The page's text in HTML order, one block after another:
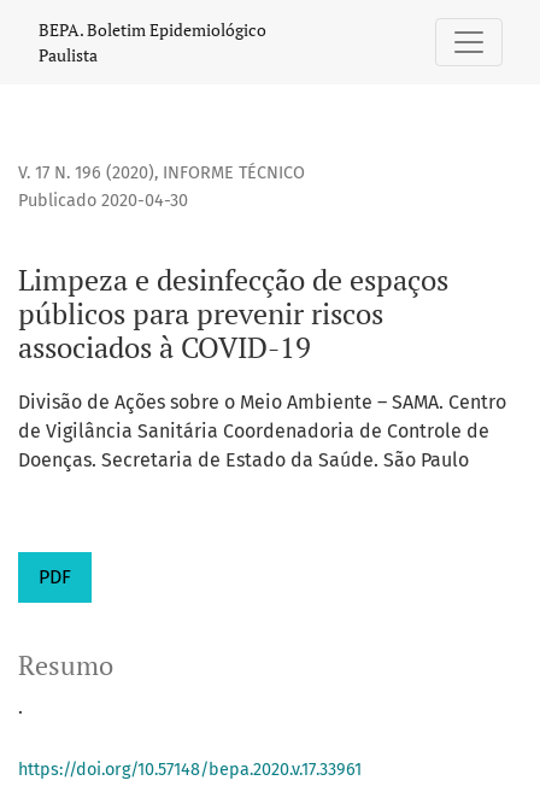
Limpeza e desinfecção de espaços públicos para prevenir
BEPA. Boletim Epidemiológico
Paulista
V. 17 N. 196 (2020), INFORME TÉCNICO
Limpeza e desinfecção de espaços
públicos para prevenir riscos
associados à COVID-19
Publicado 2020-04-30
Divisão de Ações sobre o Meio Ambiente – SAMA. Centro
de Vigilância Sanitária Coordenadoria de Controle de
Doenças. Secretaria de Estado da Saúde. São Paulo
PDF
Resumo
.
https://doi.org/10.57148/bepa.2020.v.17.33961